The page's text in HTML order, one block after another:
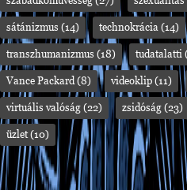
sátánizmus (14) technokrácia (14)
transzhumanizmus (18) tudatalatti
Vance Packard (8) videoklip (11)
virtuális valóság (22) zsidóság (23)
üzlet(10)